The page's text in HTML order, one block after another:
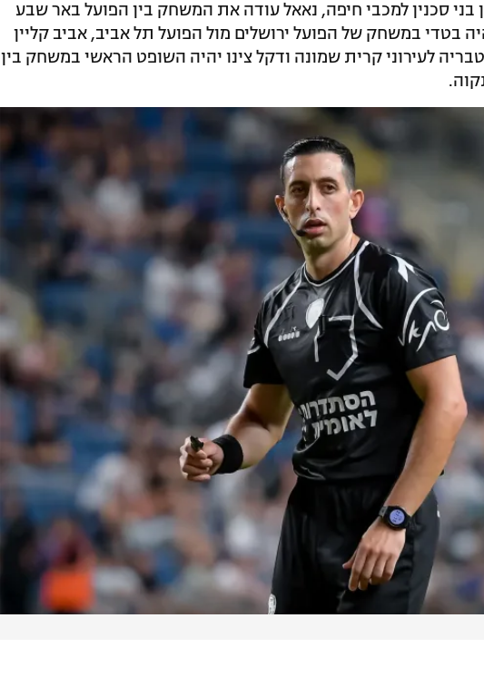
בני סכנין למכבי חיפה, נאאל עודה את המשחק בין הפועל באר שבע
בטדי במשחק של הפועל ירושלים מול הפועל תל אביב, אביב קליין
לעירוני קרית שמונה ודקל צינו יהיה השופט הראשי במשחק בין